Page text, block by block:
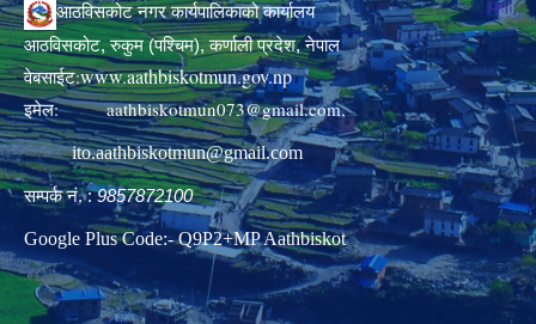
आठविसकोट नगर कार्यपालिकाको कार्यालय
आठविसकोट, रुकुम (पश्चिम), कर्णाली प्रदेश, नेपाल
वेबसाईट:www.aathbiskotmun.gov.np
इमेल:aathbiskotmun073@gmail.com,
ito.aathbiskotmun@gmail.com
सम्पर्क नं. :9857872100
Google Plus Code:- Q9P2+MP Aathbiskot